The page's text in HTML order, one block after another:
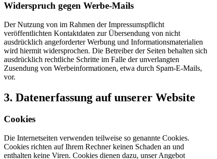
Widerspruch gegen Werbe-Mails
Der Nutzung von im Rahmen der Impressumspflicht
veröffentlichten Kontaktdaten zur Übersendung von nicht
ausdrücklich angeforderter Werbung und Informationsmaterialien
wird hiermit widersprochen. Die Betreiber der Seiten behalten sich
ausdrücklich rechtliche Schritte im Falle der unverlangten
Zusendung von Werbeinformationen, etwa durch Spam-E-Mails,
vor.
3. Datenerfassung auf unserer Website
Cookies
Die Internetseiten verwenden teilweise so genannte Cookies.
Cookies richten auf Ihrem Rechner keinen Schaden an und
enthalten keine Viren. Cookies dienen dazu, unser Angebot